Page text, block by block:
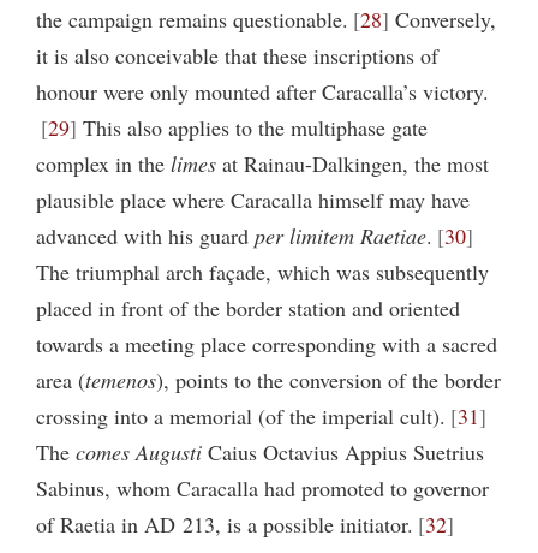
the campaign remains questionable. 28 Conversely,
it is also conceivable that these inscriptions of
honour were only mounted after Caracalla’s victory.
29 This also applies to the multiphase gate
complex in the limes at Rainau-Dalkingen, the most
plausible place where Caracalla himself may have
advanced with his guard per limitem Raetiae. 30
The triumphal arch façade, which was subsequently
placed in front of the border station and oriented
towards a meeting place corresponding with a sacred
area (temenos), points to the conversion of the border
crossing into a memorial (of the imperial cult). 31
The comes Augusti Caius Octavius Appius Suetrius
Sabinus, whom Caracalla had promoted to governor
of Raetia in AD 213, is a possible initiator. 32